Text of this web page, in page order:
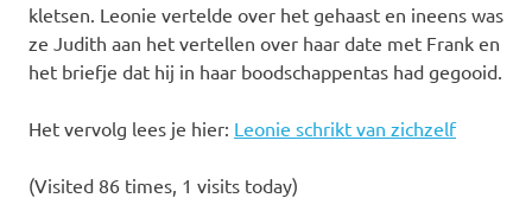
kletsen. Leonie vertelde over het gehaast en ineens was
ze Judith aan het vertellen over haar date met Frank en
het briefje dat hij in haar boodschappentas had gegooid.
Het vervolg lees je hier: Leonie schrikt van zichzelf
(Visited 86 times, 1 visits today)